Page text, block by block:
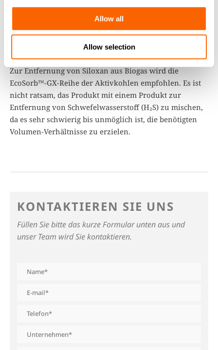
Allow all
Allow selection
Zur Entfernung von Siloxan aus Biogas wird die
EcoSorb™-GX-Reihe der Aktivkohlen empfohlen. Es ist
nicht ratsam, das Produkt mit einem Produkt zur
Entfernung von Schwefelwasserstoff (H₂S) zu mischen,
da es sehr schwierig bis unmöglich ist, die benötigten
Volumen-Verhältnisse zu erzielen.
KONTAKTIEREN SIE UNS
Füllen Sie bitte das kurze Formular unten aus und
unser Team wird Sie kontaktieren.